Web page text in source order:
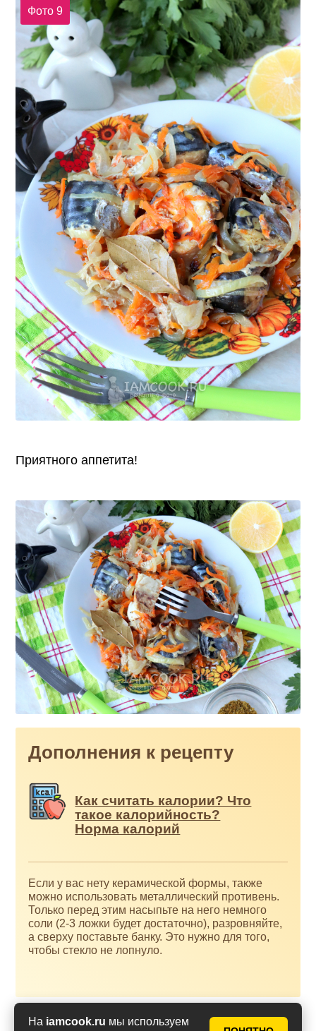
На iamcook.ru мы используем
Фото 9
Приятного аппетита!
Дополнения к рецепту
Как считать калории? Что
такое калорийность?
Норма калорий
Если у вас нету керамической формы, также
можно использовать металлический противень.
Только перед этим насыпьте на него немного
соли (2-3 ложки будет достаточно), разровняйте,
а сверху поставьте банку. Это нужно для того,
чтобы стекло не лопнуло.